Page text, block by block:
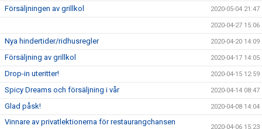
Försäljningen av grillkol 2020-05-04 21:47
2020-04-27 15:06
Nya hindertider/ridhusregler 2020-04-20 14:09
Försäljning av grillkol 2020-04-17 14:05
Drop-in uteritter! 2020-04-15 12:59
Spicy Dreams och försäljning i vår 2020-04-14 08:47
Glad påsk! 2020-04-08 14:04
Vinnare av privatlektionerna för restaurangchansen
2020-04-06 15:23